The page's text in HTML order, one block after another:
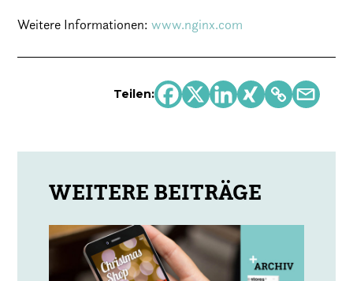
Weitere Informationen:www.nginx.com
Teilen: